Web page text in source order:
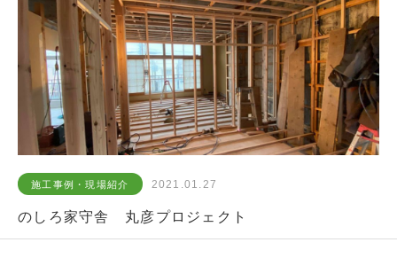
施工事例・現場紹介 2021.01.27
のしろ家守舎 丸彦プロジェクト